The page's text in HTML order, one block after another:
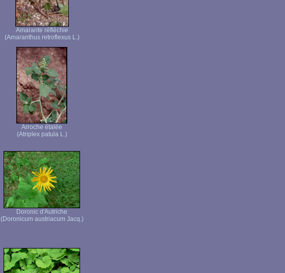
Amarante réfléchie
(Amaranthus retroflexus L.)
Arroche étalée
(Atriplex patula L.)
Doronic d'Autriche
(Doronicum austriacum Jacq.)